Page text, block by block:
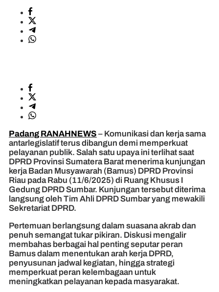
Padang RANAHNEWS – Komunikasi dan kerja sama
antarlegislatif terus dibangun demi memperkuat
pelayanan publik. Salah satu upaya ini terlihat saat
DPRD Provinsi Sumatera Barat menerima kunjungan
kerja Badan Musyawarah (Bamus) DPRD Provinsi
Riau pada Rabu (11/6/2025) di Ruang Khusus I
Gedung DPRD Sumbar. Kunjungan tersebut diterima
langsung oleh Tim Ahli DPRD Sumbar yang mewakili
Sekretariat DPRD.
Pertemuan berlangsung dalam suasana akrab dan
penuh semangat tukar pikiran. Diskusi mengalir
membahas berbagai hal penting seputar peran
Bamus dalam menentukan arah kerja DPRD,
penyusunan jadwal kegiatan, hingga strategi
memperkuat peran kelembagaan untuk
meningkatkan pelayanan kepada masyarakat.